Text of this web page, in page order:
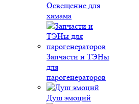
Освещение для
хамама
Запчасти и ТЭНы
для
парогенераторов
Душ эмоций